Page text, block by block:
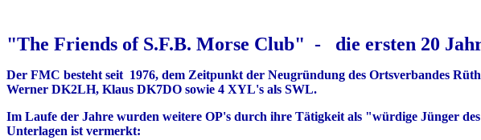
"The Friends of S.F.B. Morse Club" - die ersten 20
Der FMC besteht seit 1976, dem Zeitpunkt der Neugründung des Ortsverbandes
Werner DK2LH, Klaus DK7DO sowie 4 XYL's als SWL.
Im Laufe der Jahre wurden weitere OP's durch ihre Tätigkeit als "würdige Jünger
Unterlagen ist vermerkt: